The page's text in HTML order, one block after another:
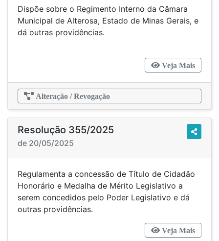
Dispõe sobre o Regimento Interno da Câmara
Municipal de Alterosa, Estado de Minas Gerais, e
dá outras providências.
Veja Mais
Alteração / Revogação
Resolução 355/2025
de 20/05/2025
Regulamenta a concessão de Título de Cidadão
Honorário e Medalha de Mérito Legislativo a
serem concedidos pelo Poder Legislativo e dá
outras providências.
Veja Mais